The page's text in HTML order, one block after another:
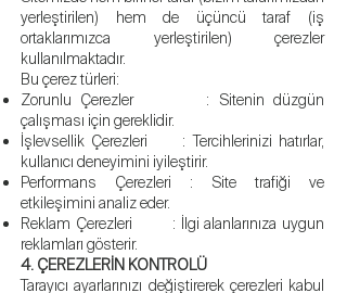
yerleştirilen) hem de üçüncü taraf (iş
ortaklarımızca yerleştirilen) çerezler
kullanılmaktadır.
Bu çerez türleri:
Zorunlu Çerezler : Sitenin düzgün
çalışması için gereklidir.
İşlevsellik Çerezleri : Tercihlerinizi hatırlar,
kullanıcı deneyimini iyileştirir.
Performans Çerezleri : Site trafiği ve
etkileşimini analiz eder.
Reklam Çerezleri : İlgi alanlarınıza uygun
reklamları gösterir.
4. ÇEREZLERİN KONTROLÜ
Tarayıcı ayarlarınızı değiştirerek çerezleri kabul